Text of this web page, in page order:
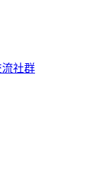
社群